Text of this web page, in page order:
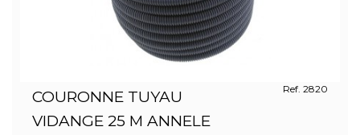
COURONNE TUYAU
VIDANGE 25 M ANNELE
Ref. 2820